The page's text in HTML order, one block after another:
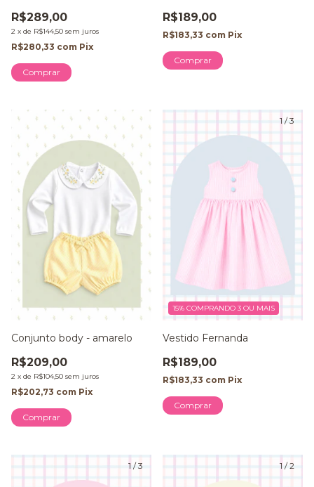
R$289,00
2 x de R$144,50 sem juros
R$280,33 com Pix
Comprar
R$189,00
R$183,33 com Pix
Comprar
Conjunto body - amarelo
R$209,00
2 x de R$104,50 sem juros
R$202,73 com Pix
Comprar
1 /3
15% COMPRANDO 3 OU MAIS
Vestido Fernanda
R$189,00
R$183,33 com Pix
Comprar
1 /3 1 /2